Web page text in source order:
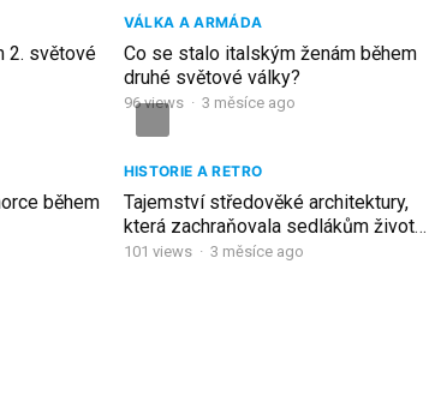
2. světové
VÁLKA A ARMÁDA
Co se stalo italským ženám během
druhé světové války?
96views · 3 měsíce ago
během
HISTORIE A RETRO
Tajemství středověké architektury,
která zachraňovala sedlákům životy
během zimy
101 views · 3 měsíce ago